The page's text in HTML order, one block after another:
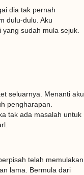
dia tak pernah
dulu-dulu. Aku
yang sudah mula sejuk.
seluarnya. Menanti aku
pengharapan.
tak ada masalah untuk
telah memulakan
lama. Bermula dari